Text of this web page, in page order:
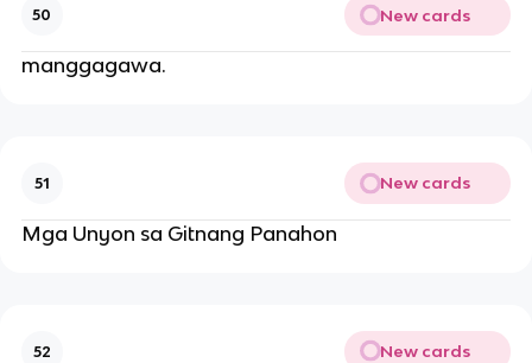
50 New cards
manggagawa.
51 New cards
Mga Unyon sa Gitnang Panahon
52 New cards